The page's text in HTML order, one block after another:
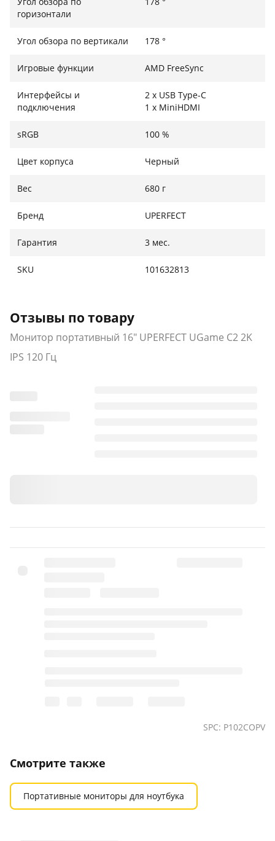
чехол, выполняющий роль надежной подставки для
работы в кафе или на презентациях. А для
предусмотрены стандартные отверстия под
крепление VESA (75 х 75 мм).
горизонтали
Угол обзора по вертикали 178 °
Игровые функции AMD FreeSync
Интерфейсы и
подключения
2 x USB Type-C
1 x MiniHDMI
sRGB 100 %
Цвет корпуса Черный
Вес 680 г
Бренд UPERFECT
Гарантия 3 мес.
SKU 101632813
Отзывы по товару
Монитор портативный 16" UPERFECT UGame C2 2K
IPS 120 Гц
SPC: P102COPV
Смотрите также
Портативные мониторы для ноутбука